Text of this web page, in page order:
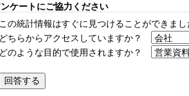
ケートにご協力ください
この統計情報はすぐに見つけることができま
どちらからアクセスしていますか？
どのような目的で使用されますか？